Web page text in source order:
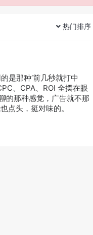
热门排序
是那种‘前几秒就打中
、CPA、ROI 全摆在眼
的那种感觉，广告就不那
点头，挺对味的。